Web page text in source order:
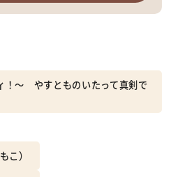
！～ やすとものいたって真剣で
こ）